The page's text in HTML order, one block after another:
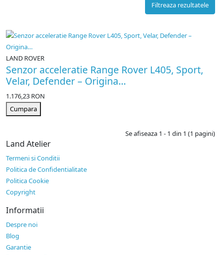
Filtreaza rezultatele
LAND ROVER
Senzor acceleratie Range Rover L405, Sport,
Velar, Defender – Origina…
1.176,23 RON
Cumpara
Se afiseaza 1 - 1 din 1 (1 pagini)
Land Atelier
Termeni si Conditii
Politica de Confidentialitate
Politica Cookie
Copyright
Informatii
Despre noi
Blog
Garantie